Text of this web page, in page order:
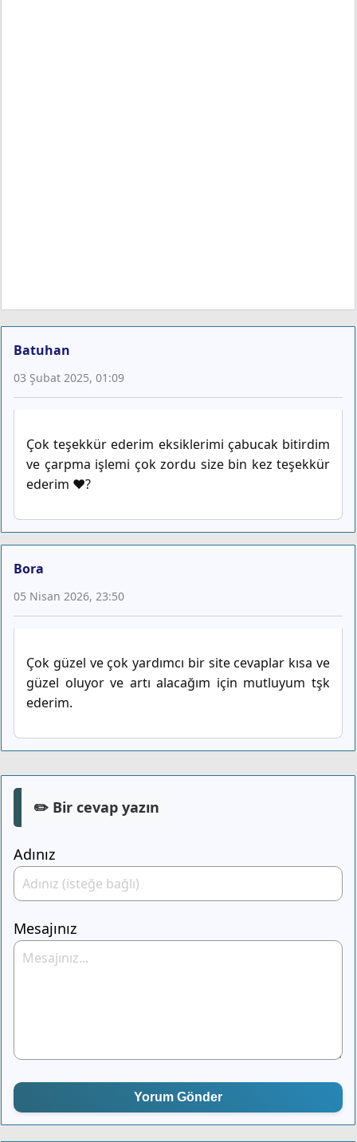
Batuhan
03 Şubat 2025, 01:09
Çok teşekkür ederim eksiklerimi çabucak bitirdim
ve çarpma işlemi çok zordu size bin kez teşekkür
ederim ❤️?
Bora
05 Nisan 2026, 23:50
Çok güzel ve çok yardımcı bir site cevaplar kısa ve
güzel oluyor ve artı alacağım için mutluyum tşk
ederim.
✏️ Bir cevap yazın
Adınız
Mesajınız
Yorum Gönder